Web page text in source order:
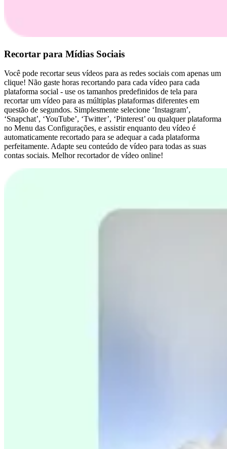
Recortar para Mídias Sociais
Você pode recortar seus vídeos para as redes sociais com apenas um
clique! Não gaste horas recortando para cada vídeo para cada
plataforma social - use os tamanhos predefinidos de tela para
recortar um vídeo para as múltiplas plataformas diferentes em
questão de segundos. Simplesmente selecione ‘Instagram’,
‘Snapchat’, ‘YouTube’, ‘Twitter’, ‘Pinterest’ ou qualquer plataforma
no Menu das Configurações, e assistir enquanto deu vídeo é
automaticamente recortado para se adequar a cada plataforma
perfeitamente. Adapte seu conteúdo de vídeo para todas as suas
contas sociais. Melhor recortador de vídeo online!